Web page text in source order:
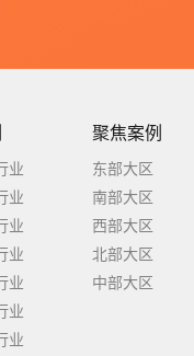
业
业
业
业
业
业
业
聚焦案例
东部大区
南部大区
西部大区
北部大区
中部大区